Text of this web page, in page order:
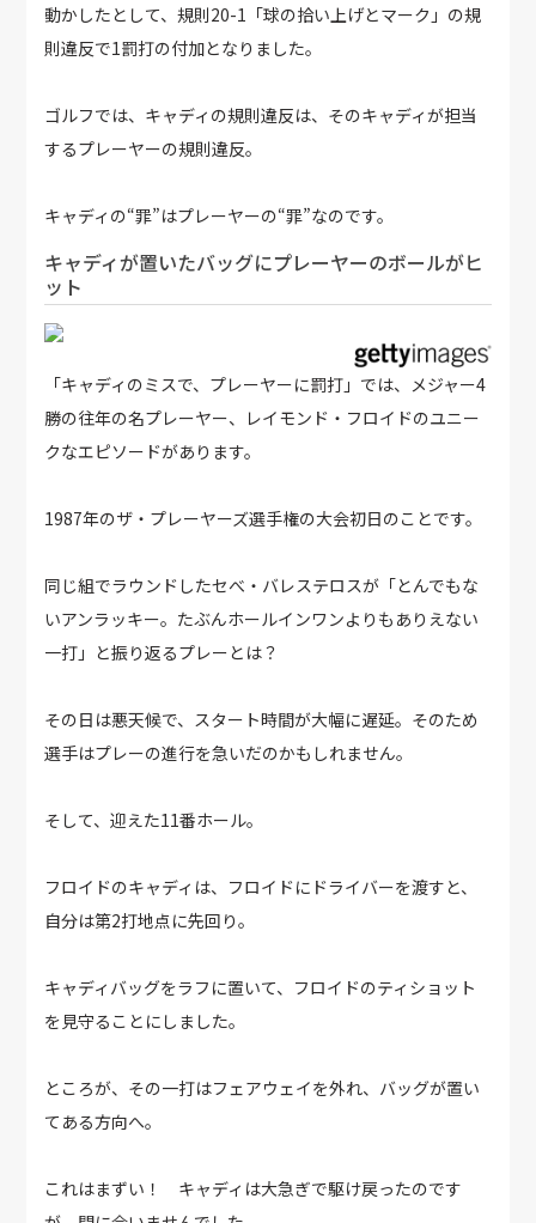
動かしたとして、規則20-1「球の拾い上げとマーク」の規
則違反で1罰打の付加となりました。
ゴルフでは、キャディの規則違反は、そのキャディが担当
するプレーヤーの規則違反。
キャディの“罪”はプレーヤーの“罪”なのです。
キャディが置いたバッグにプレーヤーのボールがヒ
ット
「キャディのミスで、プレーヤーに罰打」では、メジャー4
勝の往年の名プレーヤー、レイモンド・フロイドのユニー
クなエピソードがあります。
1987年のザ・プレーヤーズ選手権の大会初日のことです。
同じ組でラウンドしたセべ・バレステロスが「とんでもな
いアンラッキー。たぶんホールインワンよりもありえない
一打」と振り返るプレーとは？
その日は悪天候で、スタート時間が大幅に遅延。そのため
選手はプレーの進行を急いだのかもしれません。
そして、迎えた11番ホール。
フロイドのキャディは、フロイドにドライバーを渡すと、
自分は第2打地点に先回り。
キャディバッグをラフに置いて、フロイドのティショット
を見守ることにしました。
ところが、その一打はフェアウェイを外れ、バッグが置い
てある方向へ。
これはまずい！ キャディは大急ぎで駆け戻ったのです